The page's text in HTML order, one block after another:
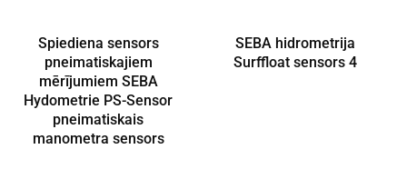
Spiediena sensors
pneimatiskajiem
mērījumiem SEBA
Hydometrie PS-Sensor
pneimatiskais
manometra sensors
SEBA hidrometrija
Surffloat sensors 4